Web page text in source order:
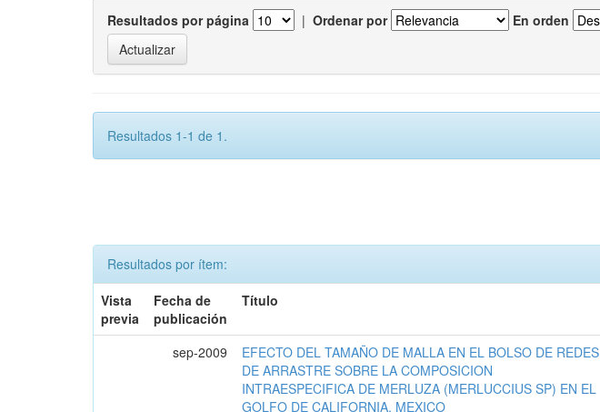
Resultados por página | Ordenar por En orden
Resultados 1-1 de 1.
Resultados por ítem:
Vista
previa
Fecha de
publicación
Título
sep-2009
EFECTO DEL TAMAÑO DE MALLA EN EL BOLSO DE REDES
DE ARRASTRE SOBRE LA COMPOSICION
INTRAESPECIFICA DE MERLUZA (MERLUCCIUS SP) EN EL
GOLFO DE CALIFORNIA, MEXICO